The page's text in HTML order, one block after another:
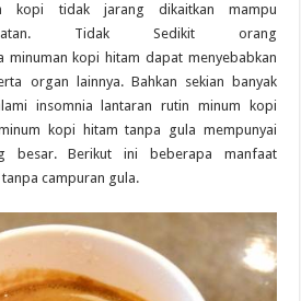
kopi tidak jarang dikaitkan mampu
Tidak Sedikitorang
minuman kopi hitam dapat menyebabkan
organ lainnya. Bahkan sekian banyak
insomnia lantaran rutin minum kopi
kopi hitam tanpa gula mempunyai
besar. Berikut ini beberapa manfaat
tanpa campuran gula.